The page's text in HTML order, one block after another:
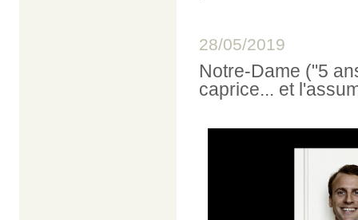
28/05/2019
Notre-Dame ("5
caprice... et